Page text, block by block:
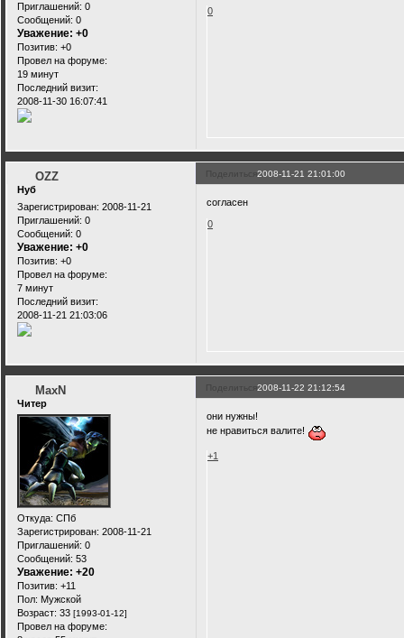
Приглашений: 0
Сообщений: 0
Уважение: +0
Позитив: +0
Провел на форуме:
19 минут
Последний визит:
2008-11-30 16:07:41
0
Поделиться2008-11-21 21:01:00
OZZ
Нуб
Зарегистрирован: 2008-11-21
Приглашений: 0
Сообщений: 0
Уважение: +0
Позитив: +0
Провел на форуме:
7 минут
Последний визит:
2008-11-21 21:03:06
согласен
0
Поделиться2008-11-22 21:12:54
MaxN
Читер
Откуда: СПб
Зарегистрирован: 2008-11-21
Приглашений: 0
Сообщений: 53
Уважение: +20
Позитив: +11
Пол: Мужской
Возраст: 33 [1993-01-12]
Провел на форуме:
они нужны!
не нравиться валите!
+1